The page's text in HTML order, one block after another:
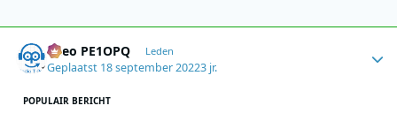
Theo PE1OPQ Leden
Geplaatst 18 september 20223 jr.
POPULAIR BERICHT